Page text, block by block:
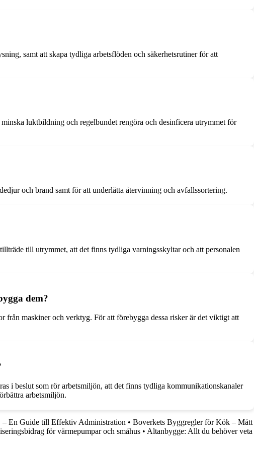
samt att skapa tydliga arbetsflöden och säkerhetsrutiner för att
luktbildning och regelbundet rengöra och desinficera utrymmet för
och brand samt för att underlätta återvinning och avfallssortering.
till utrymmet, att det finns tydliga varningsskyltar och att personalen
dem?
maskiner och verktyg. För att förebygga dessa risker är det viktigt att
i beslut som rör arbetsmiljön, att det finns tydliga kommunikationskanaler
arbetsmiljön.
En Guide till Effektiv Administration • Boverkets Byggregler för Kök – Mått
för värmepumpar och småhus • Altanbygge: Allt du behöver veta